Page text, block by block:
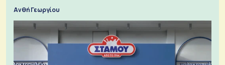
Ανθή Γεωργίου